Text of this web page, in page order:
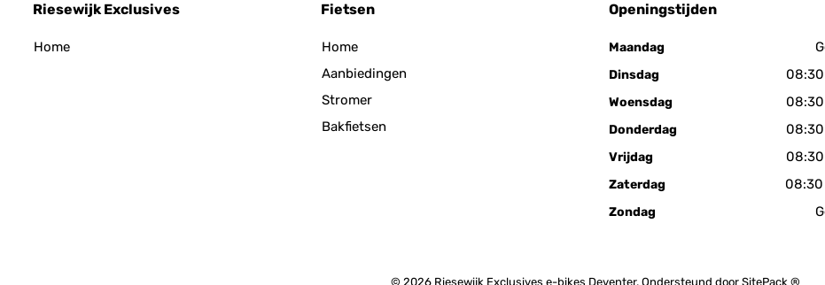
Riesewijk Exclusives
Home
Fietsen
Home
Aanbiedingen
Stromer
Bakfietsen
Openingstijden
Maandag
Dinsdag
Woensdag
Donderdag
Vrijdag
Zaterdag 08:30
Zondag
© 2026 Riesewijk Exclusives e-bikes Deventer. Ondersteund door SitePack ®